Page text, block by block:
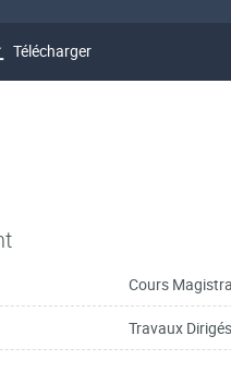
Télécharger
Cours
Travaux Dirigés